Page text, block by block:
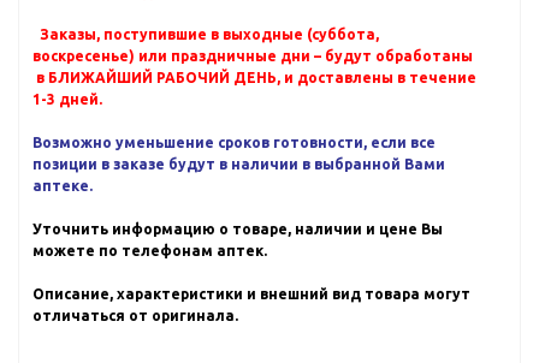
Заказы, поступившие в выходные (суббота,
воскресенье) или праздничные дни – будут обработаны
в БЛИЖАЙШИЙ РАБОЧИЙ ДЕНЬ, и доставлены в течение
1-3 дней.
Возможно уменьшение сроков готовности, если все
позиции в заказе будут в наличии в выбранной Вами
аптеке.
Уточнить информацию о товаре, наличии и цене Вы
можете по телефонам аптек.
Описание, характеристики и внешний вид товара могут
отличаться от оригинала.